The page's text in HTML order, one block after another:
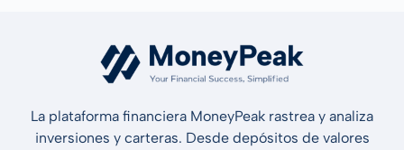
La plataforma financiera MoneyPeak rastrea y analiza
inversiones y carteras. Desde depósitos de valores